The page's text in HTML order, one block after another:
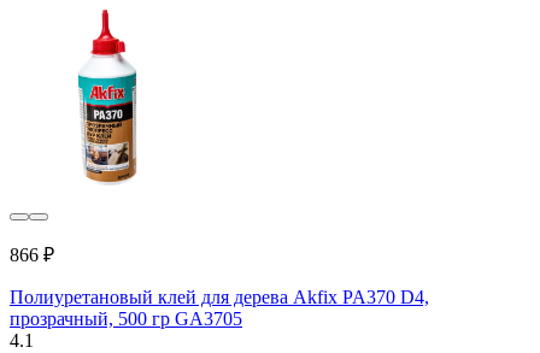
866 ₽
Полиуретановый клей для дерева Akfix PA370 D4,
прозрачный, 500 гр GA3705
4.1